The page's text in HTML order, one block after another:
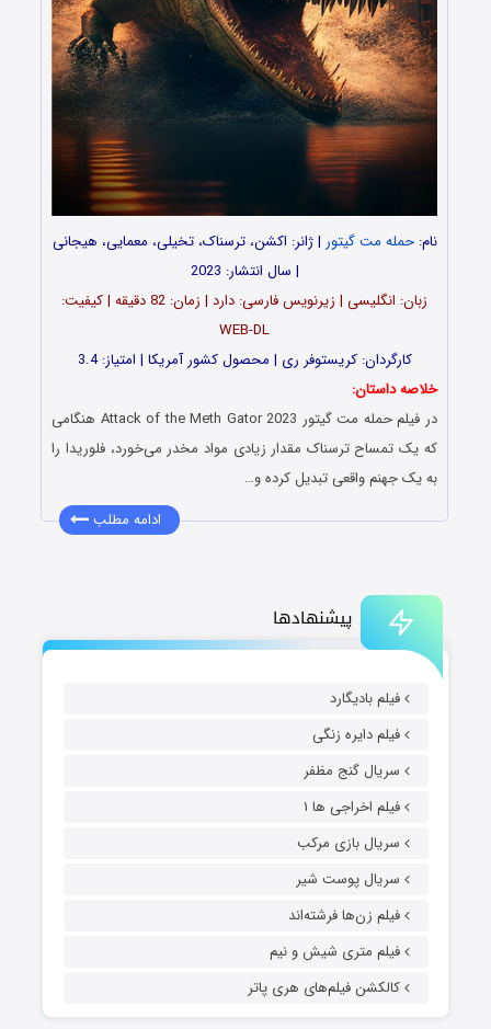
پیشنهادها
فیلم بادیگارد
فیلم دایره زنگی
سریال گنج مظفر
فیلم اخراجی ها ۱
سریال بازی مرکب
سریال پوست شیر
فیلم زن‌ها فرشته‌اند
فیلم متری شیش و نیم
کالکشن فیلم‌های هری پاتر
نام:حمله مت گیتور | ژانر: اکشن، ترسناک، تخیلی، معمایی، هیجانی
| سال انتشار: 2023
زبان: انگلیسی | زیرنویس فارسی: دارد | زمان: 82 دقیقه | کیفیت:
WEB-DL
کارگردان: کریستوفر ری | محصول کشور آمریکا | امتیاز: 3.4
خلاصه داستان:
در فیلم حمله مت گیتور Attack of the Meth Gator 2023 هنگامی
که یک تمساح ترسناک مقدار زیادی مواد مخدر می‌خورد، فلوریدا را
به یک جهنم واقعی تبدیل کرده و…
ادامه مطلب